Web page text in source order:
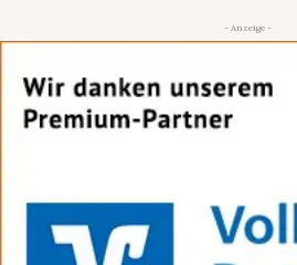
- Anzeige -